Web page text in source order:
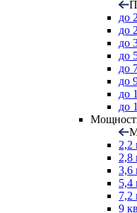
до
до
до
до
до
до
до
до
2,2
2,8
3,6
5,4
7,2
9